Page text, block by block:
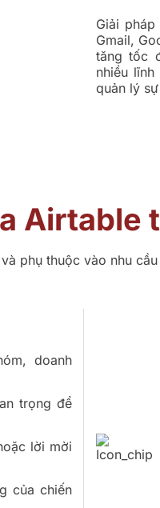
Giải
Gmail,
tăng tốc
nhiều
quản lý
Airtable
phụ thuộc vào nhu
doanh
trọng để
lời mời
của chiến